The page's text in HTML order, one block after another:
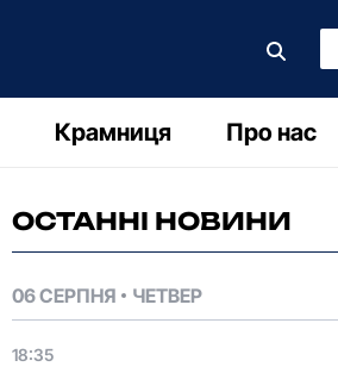
Крамниця Про нас
ОСТАННІ НОВИНИ
06 СЕРПНЯ ЧЕТВЕР
18:35